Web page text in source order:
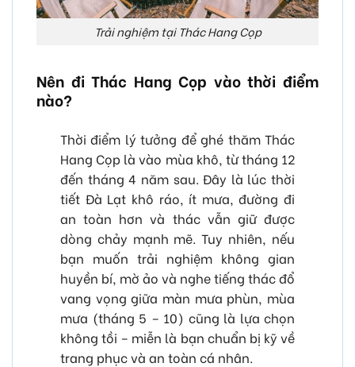
Trải nghiệm tại Thác Hang Cọp
Nên đi Thác Hang Cọp vào thời điểm
nào?
Thời điểm lý tưởng để ghé thăm Thác
Hang Cọp là vào mùa khô, từ tháng 12
đến tháng 4 năm sau. Đây là lúc thời
tiết Đà Lạt khô ráo, ít mưa, đường đi
an toàn hơn và thác vẫn giữ được
dòng chảy mạnh mẽ. Tuy nhiên, nếu
bạn muốn trải nghiệm không gian
huyền bí, mờ ảo và nghe tiếng thác đổ
vang vọng giữa màn mưa phùn, mùa
mưa (tháng 5 – 10) cũng là lựa chọn
không tồi – miễn là bạn chuẩn bị kỹ về
trang phục và an toàn cá nhân.